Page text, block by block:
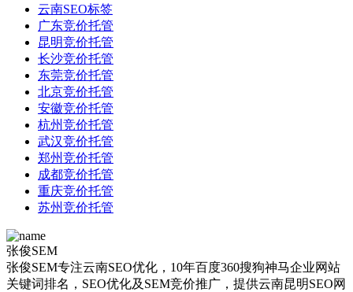
云南SEO标签
广东竞价托管
昆明竞价托管
长沙竞价托管
东莞竞价托管
北京竞价托管
安徽竞价托管
杭州竞价托管
武汉竞价托管
郑州竞价托管
成都竞价托管
重庆竞价托管
苏州竞价托管
张俊SEM
张俊SEM专注云南SEO优化，10年百度360搜狗神马企业网站
关键词排名，SEO优化及SEM竞价推广，提供云南昆明SEO网